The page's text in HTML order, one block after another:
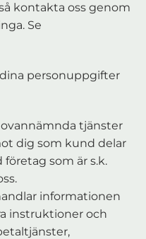
kontakta oss genom
Se
personuppgifter
tjänster
dig som kund delar
som är s.k.
informationen
instruktioner och